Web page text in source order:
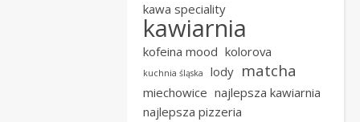
kawa speciality
kawiarnia
kofeina mood kolorova
kuchnia śląska lody matcha
miechowice najlepsza kawiarnia
najlepsza pizzeria